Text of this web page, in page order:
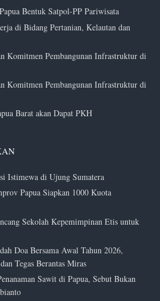
Bentuk Satpol-PP Pariwisata
di Bidang Pertanian, Kelautan dan
Komitmen Pembangunan Infrastruktur di
Komitmen Pembangunan Infrastruktur di
Barat akan Dapat PKH
Istimewa di Ujung Sumatera
Papua Siapkan 1000 Kuota
Sekolah Kepemimpinan Etis untuk
Doa Bersama Awal Tahun 2026,
Tegas Berantas Miras
Sawit di Papua, Sebut Bukan